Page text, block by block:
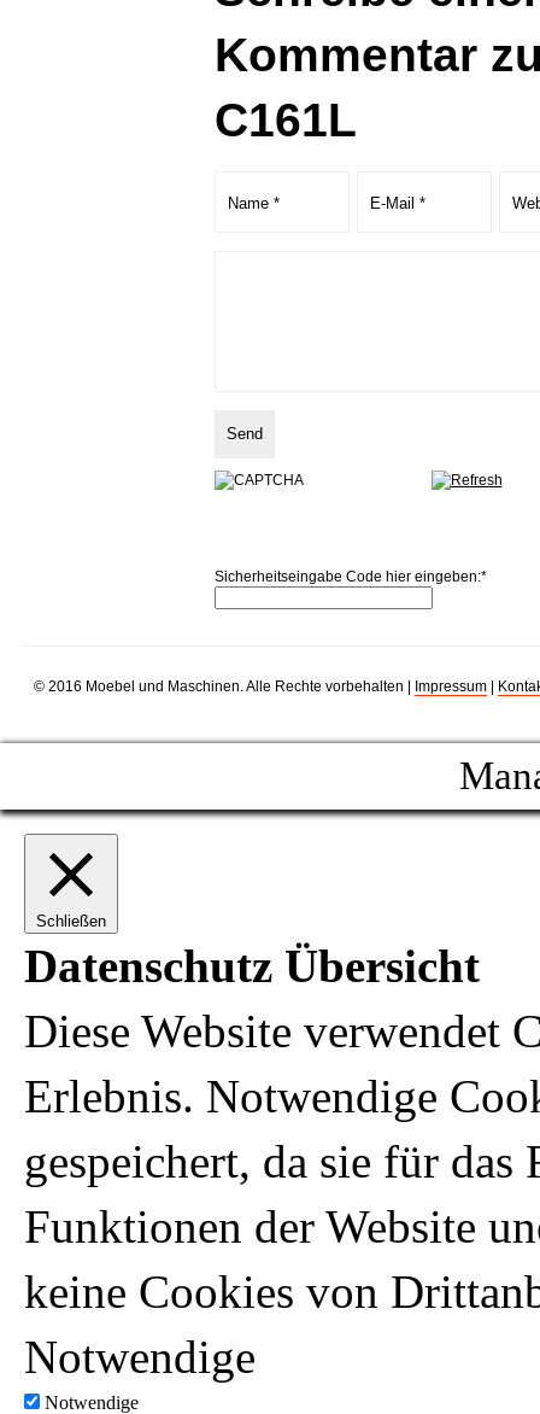
Kommentar
C161L
Sicherheitseingabe Code hier eingeben:*
© 2016 Moebel und Maschinen. Alle Rechte vorbehalten | Impressum|
Schließen
Datenschutz Übersicht
Diese Website verwendet
Erlebnis. Notwendige
gespeichert, da sie für
Funktionen der Website
keine Cookies von
Notwendige
Notwendige